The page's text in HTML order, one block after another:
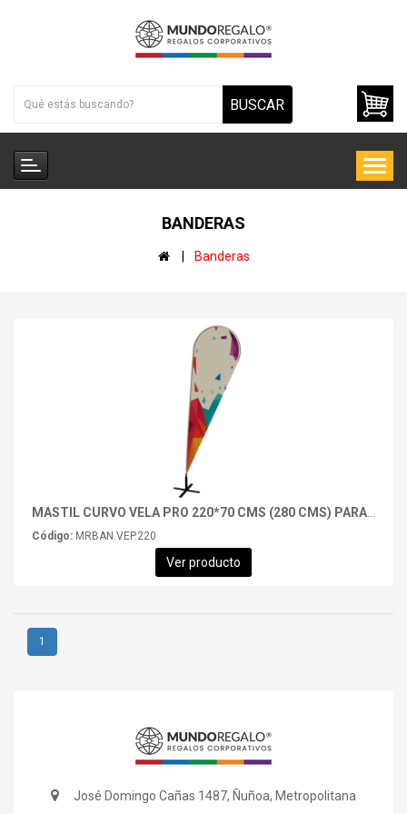
BUSCAR
BANDERAS
Banderas
Código: MRBAN.VEP.220
Ver producto
1
José Domingo Cañas 1487, Ñuñoa, Metropolitana